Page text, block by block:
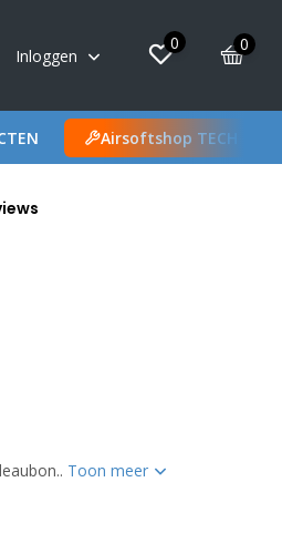
Inloggen
0 0
Airsoftshop TECH
Toon meer